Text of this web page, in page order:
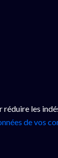
les
de vos